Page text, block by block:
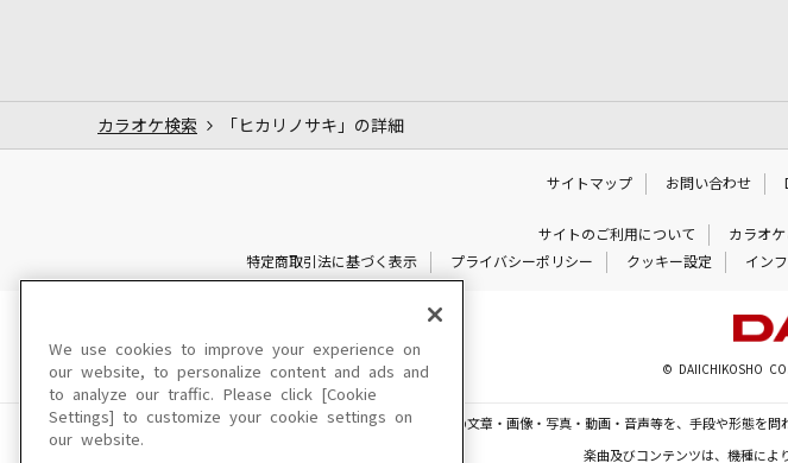
カラオケ検索 「ヒカリノサキ」の詳細
サイトマップ お問い合わせ
サイトのご利用について カラオ
特定商取引法に基づく表示
プライバシーポリシー クッキー設定 イン
© DAIICHIKOSHO
このサイトに掲載されている一切の文章・画像・写真・動画・音声等を、手段や形態を
楽曲及びコンテンツは、機種によ
We use cookies to improve your experience on
our website, to personalize content and ads and
to analyze our traffic. Please click [Cookie
Settings] to customize your cookie settings on
our website.